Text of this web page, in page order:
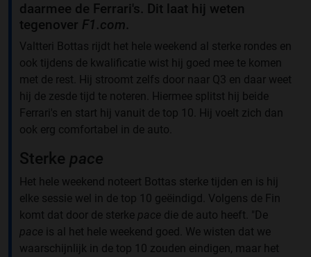
daarmee de Ferrari's. Dit laat hij weten
tegenover F1.com.
Valtteri Bottas rijdt het hele weekend al sterke rondes en
ook tijdens de kwalificatie wist hij goed mee te komen
met de rest. Hij stroomt zelfs door naar Q3 en daar weet
hij de zesde tijd te noteren. Hiermee splitst hij beide
Ferrari's en start hij vanuit de top 10. Hij voelt zich dan
ook erg comfortabel in de auto.
Sterke pace
Het hele weekend noteert Bottas sterke tijden en is hij
elke sessie wel in de top 10 geëindigd. Volgens de Fin
komt dat door de sterke pace die de auto heeft. "De
pace is al het hele weekend goed. We wisten dat we
waarschijnlijk in de top 10 zouden eindigen, maar het